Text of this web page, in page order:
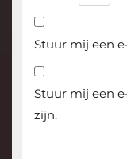
Stuur mij een
Stuur mij een
zijn.